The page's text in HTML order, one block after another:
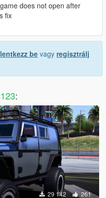
does not open after
fix
bevagy regisztrálj
:
29 142 261